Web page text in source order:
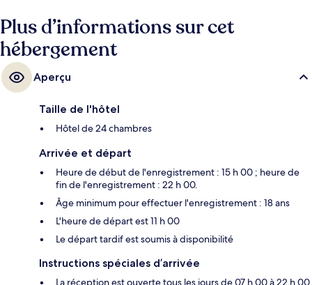
Plus d’informations sur cet
hébergement
Aperçu
Taille de l'hôtel
Hôtel de 24 chambres
Arrivée et départ
Heure de début de l'enregistrement : 15 h 00 ; heure de
fin de l'enregistrement : 22 h 00.
Âge minimum pour effectuer l'enregistrement : 18 ans
L'heure de départ est 11 h 00
Le départ tardif est soumis à disponibilité
Instructions spéciales d’arrivée
La réception est ouverte tous les jours de 07 h 00 à 22 h 00